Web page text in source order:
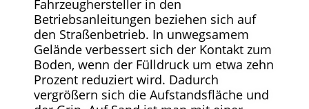
Fahrzeughersteller in den
Betriebsanleitungen beziehen sich auf
den Straßenbetrieb. In unwegsamem
Gelände verbessert sich der Kontakt zum
Boden, wenn der Fülldruck um etwa zehn
Prozent reduziert wird. Dadurch
vergrößern sich die Aufstandsfläche und